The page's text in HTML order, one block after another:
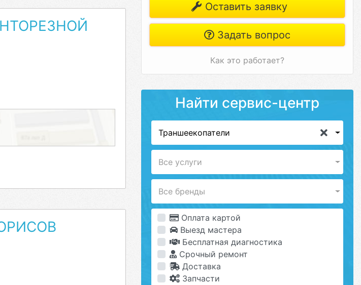
Оставить заявку
Задать вопрос
Как это работает?
Найти сервис-центр
Траншеекопатели
Все услуги
Все бренды
Оплата картой
Выезд мастера
Бесплатная диагностика
Срочный ремонт
Доставка
Запчасти